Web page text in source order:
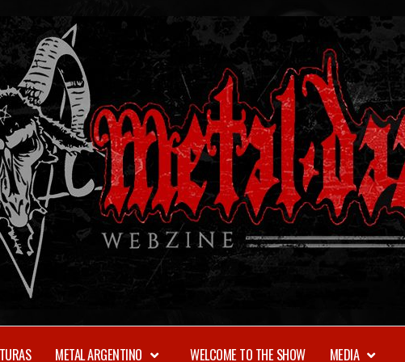
METAL ARGENTINO WELCOME TO THE SHOW MEDIA